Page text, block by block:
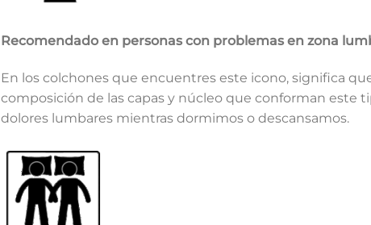
Recomendado en personas con problemas en zona
En los colchones que encuentres este icono, significa
composición de las capas y núcleo que conforman este
dolores lumbares mientras dormimos o descansamos.